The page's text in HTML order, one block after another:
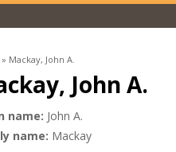
here
» Mackay, John A.
John A.
name: John A.
name: Mackay